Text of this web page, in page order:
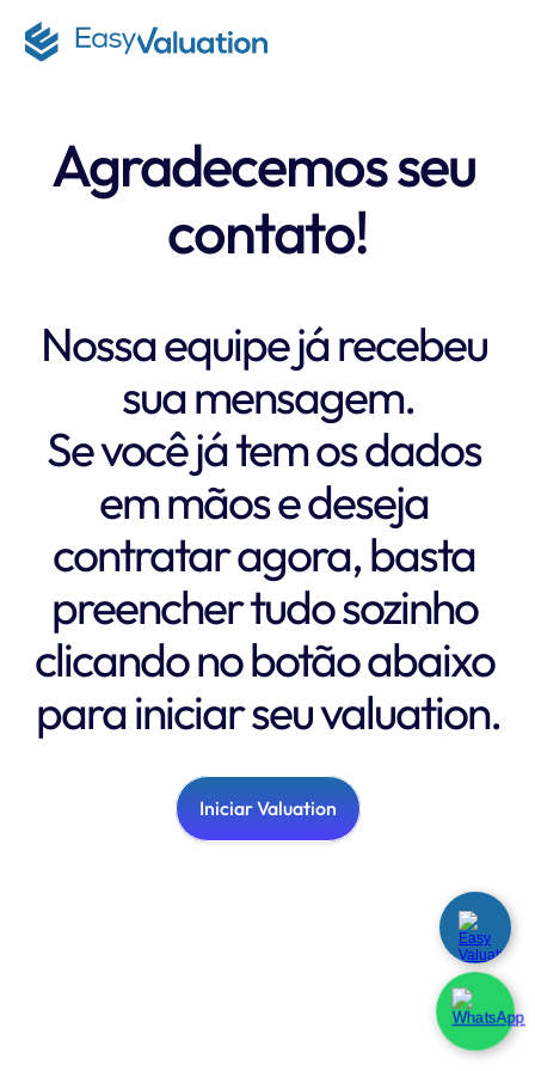
Agradecemos seu
contato!
Nossa equipe já recebeu
sua mensagem.
Se você já tem os dados
em mãos e deseja
contratar agora, basta
preencher tudo sozinho
clicando no botão abaixo
para iniciar seu valuation.
Iniciar Valuation